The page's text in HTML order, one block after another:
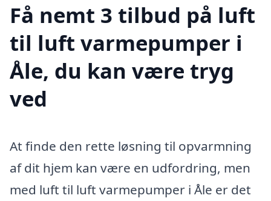
Få nemt 3 tilbud på luft
til luft varmepumper i
Åle, du kan være tryg
ved
At finde den rette løsning til opvarmning
af dit hjem kan være en udfordring, men
med luft til luft varmepumper i Åle er det